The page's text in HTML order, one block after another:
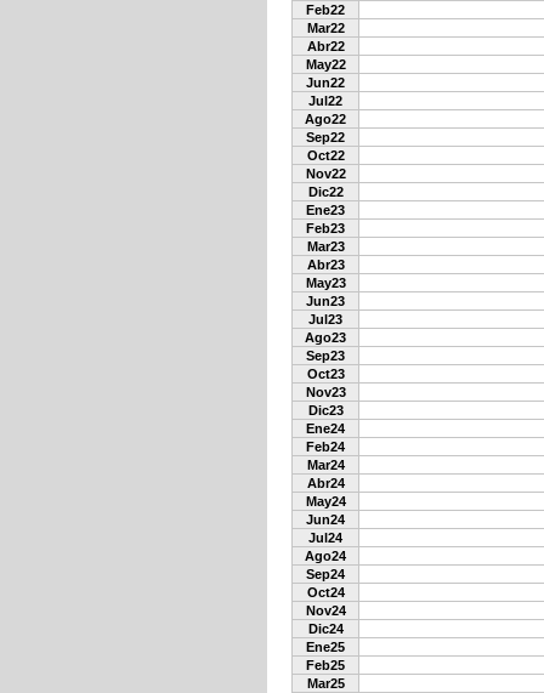
Feb22
Mar22
Abr22
May22
Jun22
Jul22
Ago22
Sep22
Oct22
Nov22
Dic22
Ene23
Feb23
Mar23
Abr23
May23
Jun23
Jul23
Ago23
Sep23
Oct23
Nov23
Dic23
Ene24
Feb24
Mar24
Abr24
May24
Jun24
Jul24
Ago24
Sep24
Oct24
Nov24
Dic24
Ene25
Feb25
Mar25